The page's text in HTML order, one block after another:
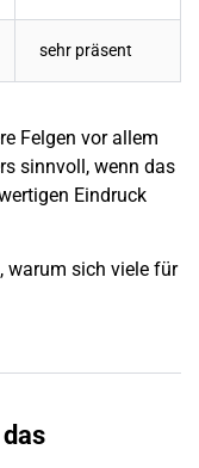
sehr präsent
Felgen vor allem
sinnvoll, wenn das
Eindruck
warum sich viele für